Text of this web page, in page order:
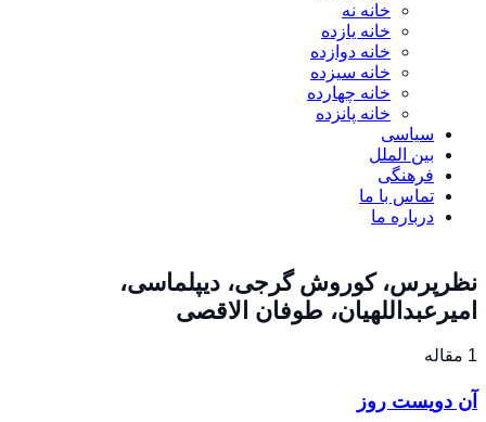
خانه نه
خانه یازده
خانه دوازده
خانه سیزده
خانه چهارده
خانه پانزده
سیاسی
بین الملل
فرهنگی
تماس با ما
درباره ما
نظرپرس، کوروش گرجی، دیپلماسی،
امیرعبداللهیان، طوفان الاقصی
1 مقاله
آن دویست روز